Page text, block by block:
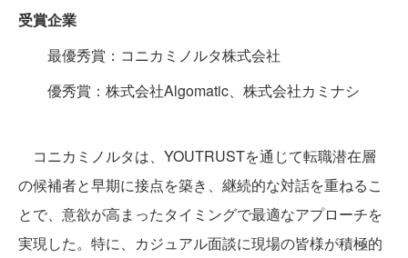
受賞企業
最優秀賞：コニカミノルタ株式会社
優秀賞：株式会社Algomatic、株式会社カミナシ
コニカミノルタは、YOUTRUSTを通じて転職潜在層
の候補者と早期に接点を築き、継続的な対話を重ねるこ
とで、意欲が高まったタイミングで最適なアプローチを
実現した。特に、カジュアル面談に現場の皆様が積極的